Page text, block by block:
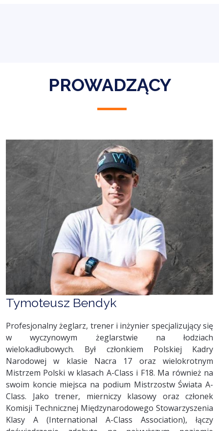
PROWADZĄCY
Tymoteusz Bendyk
Profesjonalny żeglarz, trener i inżynier specjalizujący się
w wyczynowym żeglarstwie na łodziach
wielokadłubowych. Był członkiem Polskiej Kadry
Narodowej w klasie Nacra 17 oraz wielokrotnym
Mistrzem Polski w klasach A-Class i F18. Ma również na
swoim koncie miejsca na podium Mistrzostw Świata A-
Class. Jako trener, mierniczy klasowy oraz członek
Komisji Technicznej Międzynarodowego Stowarzyszenia
Klasy A (International A-Class Association), łączy